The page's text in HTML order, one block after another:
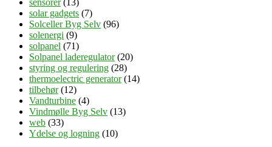
solar gadgets (7)
Solceller Byg Selv (96)
solenergi (9)
solpanel (71)
Solpanel laderegulator(20)
styring og regulering (28)
thermoelectric generator(14)
tilbehør(12)
Vandturbine (4)
Vindmølle Byg Selv (13)
web (33)
Ydelse og logning (10)